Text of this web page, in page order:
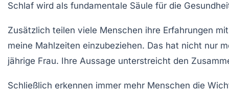
Schlaf wird als fundamentale Säule für die
Zusätzlich teilen viele Menschen ihre Erfahrungen
meine Mahlzeiten einzubeziehen. Das hat nicht nur
jährige Frau. Ihre Aussage unterstreicht den
Schließlich erkennen immer mehr Menschen die